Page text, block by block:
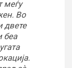
меѓу
Во
двете
беа